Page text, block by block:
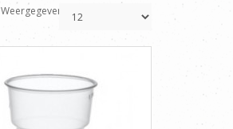
Weergegeven: